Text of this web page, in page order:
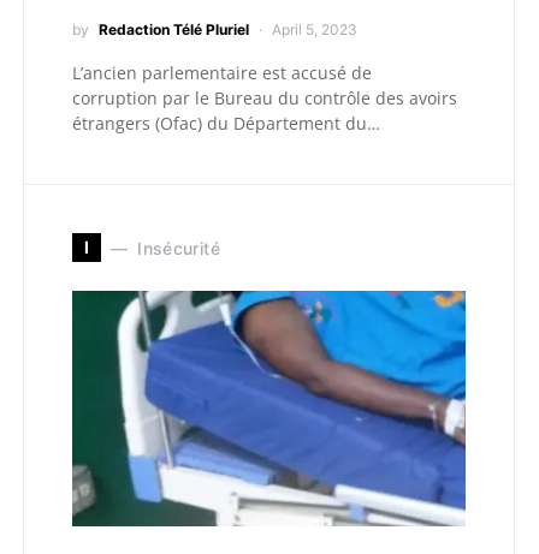
by Redaction Télé Pluriel April 5, 2023
L’ancien parlementaire est accusé de
corruption par le Bureau du contrôle des avoirs
étrangers (Ofac) du Département du…
I Insécurité